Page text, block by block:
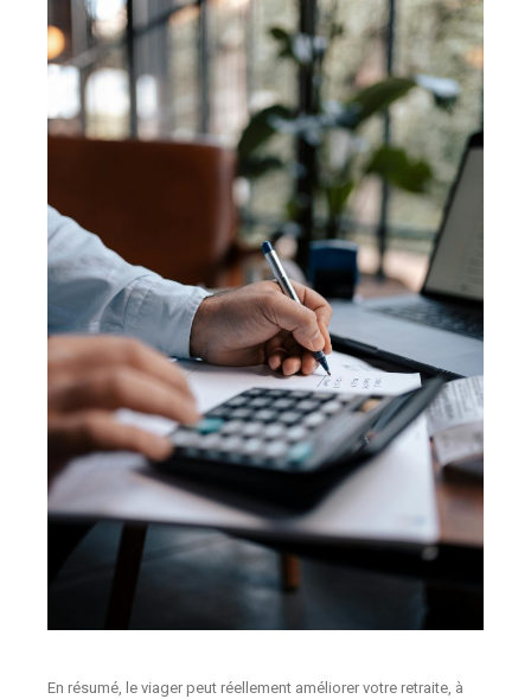
En résumé, le viager peut réellement améliorer votre retraite, à